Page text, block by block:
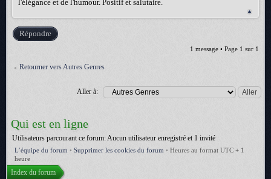
l'élégance et de l'humour. Positif et salutaire.
Répondre
1 message • Page 1 sur 1
Retourner vers Autres Genres
Aller à:
Qui est en ligne
Utilisateurs parcourant ce forum: Aucun utilisateur enregistré et 1 invité
L’équipe du forum • Supprimer les cookies du forum • Heures au format UTC + 1
heure
Index du forum